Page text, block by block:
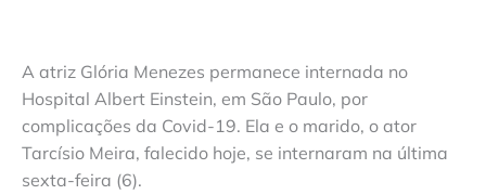
A atriz Glória Menezes permanece internada no
Hospital Albert Einstein, em São Paulo, por
complicações da Covid-19. Ela e o marido, o ator
Tarcísio Meira, falecido hoje, se internaram na última
sexta-feira (6).